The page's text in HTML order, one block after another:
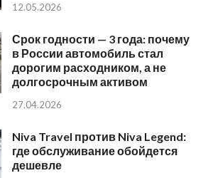
12.05.2026
Срок годности — 3 года: почему
в России автомобиль стал
дорогим расходником, а не
долгосрочным активом
27.04.2026
Niva Travel против Niva Legend:
где обслуживание обойдется
дешевле